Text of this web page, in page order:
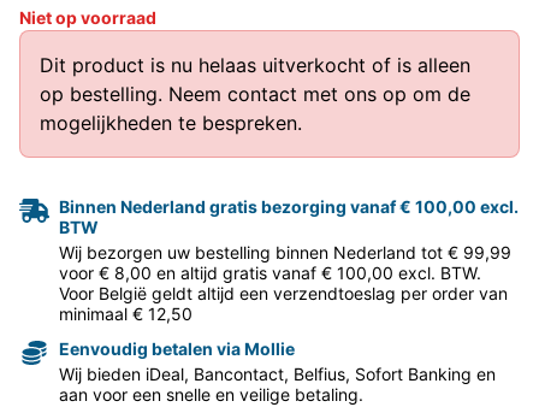
Niet op voorraad
Dit product is nu helaas uitverkocht of is alleen
op bestelling. Neem contact met ons op om de
mogelijkheden te bespreken.
Binnen Nederland gratis bezorging vanaf € 100,00 excl.
BTW
Wij bezorgen uw bestelling binnen Nederland tot € 99,99
voor € 8,00 en altijd gratis vanaf € 100,00 excl. BTW.
Voor België geldt altijd een verzendtoeslag per order van
minimaal € 12,50
Eenvoudig betalen via Mollie
Wij bieden iDeal, Bancontact, Belfius, Sofort Banking en
aan voor een snelle en veilige betaling.